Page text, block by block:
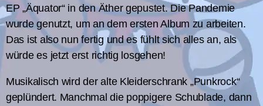
EP „Äquator“ in den Äther gepustet. Die Pandemie
wurde genutzt, um an dem ersten Album zu arbeiten.
Das ist also nun fertig und es fühlt sich alles an, als
würde es jetzt erst richtig losgehen!
Musikalisch wird der alte Kleiderschrank „Punkrock“
geplündert. Manchmal die poppigere Schublade, dann